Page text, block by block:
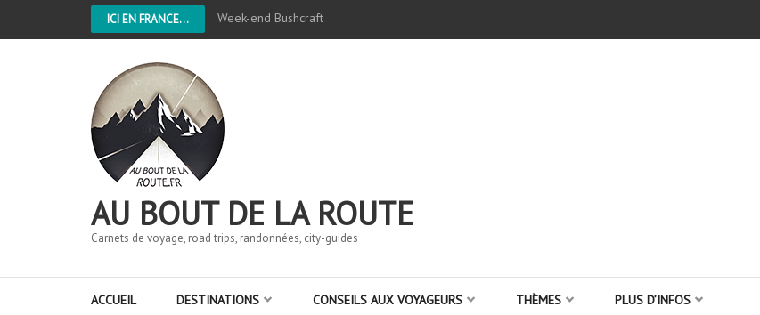
ICI EN FRANCE... Week-end Bushcraft
AU BOUT DE LA ROUTE
Carnets de voyage, road trips, randonnées, city-guides
ACCUEIL DESTINATIONS CONSEILS AUX VOYAGEURS THÈMES PLUS D’INFOS